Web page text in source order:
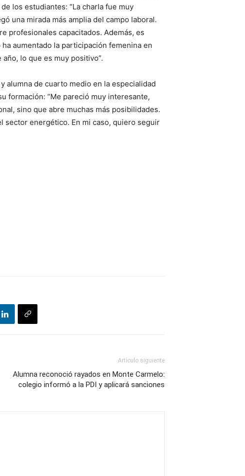
los estudiantes: “La charla fue muy
una mirada más amplia del campo laboral.
profesionales capacitados. Además, es
aumentado la participación femenina en
lo que es muy positivo”.
alumna de cuarto medio en la especialidad
formación: “Me pareció muy interesante,
sino que abre muchas más posibilidades.
sector energético. En mi caso, quiero seguir
Artículo siguiente
Alumna reconoció rayados en Monte Carmelo:
colegio informó a la PDI y aplicará sanciones